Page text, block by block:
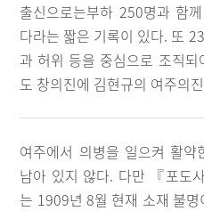
출신으로는부하 250명과 함
다라는 짧은 기록이 있다. 또
과 허위 등을 중심으로 조직
도 창의진에 김현규의 여주의
여주에서 의병을 일으켜 활
남아 있지 않다. 다만 『포도
는 1909년 8월 현재 소재 불